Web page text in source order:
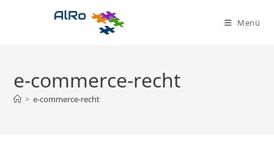
Menü
e-commerce-recht
> e-commerce-recht